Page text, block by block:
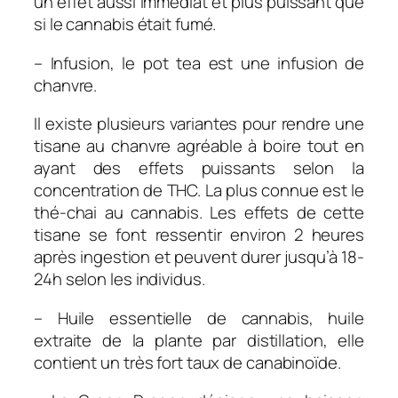
si le cannabis était fumé.
– Infusion, le pot tea est une infusion de
chanvre.
Il existe plusieurs variantes pour rendre une
tisane au chanvre agréable à boire tout en
ayant des effets puissants selon la
concentration de THC. La plus connue est le
thé-chai au cannabis. Les effets de cette
tisane se font ressentir environ 2 heures
après ingestion et peuvent durer jusqu’à 18-
24h selon les individus.
– Huile essentielle de cannabis, huile
extraite de la plante par distillation, elle
contient un très fort taux de canabinoïde.